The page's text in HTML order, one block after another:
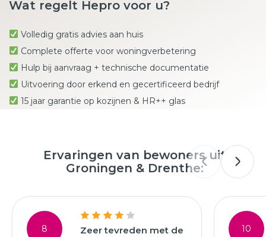
Wat regelt Hepro voor u?
Volledig gratis advies aan huis
Complete offerte voor woningverbetering
Hulp bij aanvraag + technische documentatie
Uitvoering door erkend en gecertificeerd bedrijf
15 jaar garantie op kozijnen & HR++ glas
Ervaringen van bewoners uit
Groningen & Drenthe:
8
Zeer tevreden met de
10